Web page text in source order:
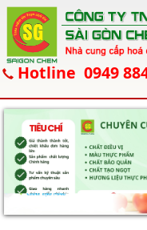
Hotline 0949